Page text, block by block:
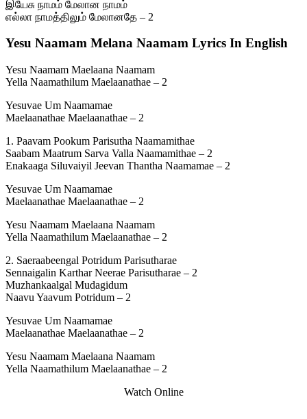
இயேசு நாமம் மேலான நாமம்
எல்லா நாமத்திலும் மேலானதே – 2
Yesu Naamam Melana Naamam Lyrics In English
Yesu Naamam Maelaana Naamam
Yella Naamathilum Maelaanathae – 2
Yesuvae Um Naamamae
Maelaanathae Maelaanathae – 2
1. Paavam Pookum Parisutha Naamamithae
Saabam Maatrum Sarva Valla Naamamithae – 2
Enakaaga Siluvaiyil Jeevan Thantha Naamamae – 2
Yesuvae Um Naamamae
Maelaanathae Maelaanathae – 2
Yesu Naamam Maelaana Naamam
Yella Naamathilum Maelaanathae – 2
2. Saeraabeengal Potridum Parisutharae
Sennaigalin Karthar Neerae Parisutharae – 2
Muzhankaalgal Mudagidum
Naavu Yaavum Potridum – 2
Yesuvae Um Naamamae
Maelaanathae Maelaanathae – 2
Yesu Naamam Maelaana Naamam
Yella Naamathilum Maelaanathae – 2
Watch Online